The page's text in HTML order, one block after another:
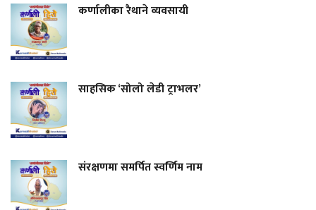
कर्णालीका रैथाने व्यवसायी
साहसिक ‘सोलो लेडी ट्राभलर’
संरक्षणमा समर्पित स्वर्णिम नाम